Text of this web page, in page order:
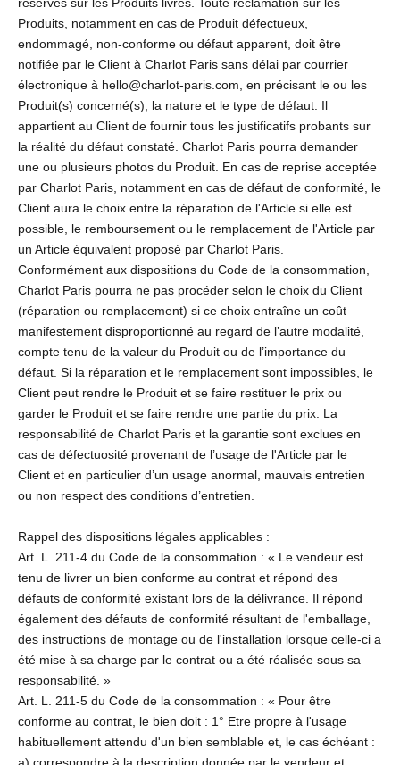
Produits, notamment en cas de Produit défectueux,
endommagé, non-conforme ou défaut apparent, doit être
notifiée par le Client à Charlot Paris sans délai par courrier
électronique à hello@charlot-paris.com, en précisant le ou les
Produit(s) concerné(s), la nature et le type de défaut. Il
appartient au Client de fournir tous les justificatifs probants sur
la réalité du défaut constaté. Charlot Paris pourra demander
une ou plusieurs photos du Produit. En cas de reprise acceptée
par Charlot Paris, notamment en cas de défaut de conformité, le
Client aura le choix entre la réparation de l'Article si elle est
possible, le remboursement ou le remplacement de l'Article par
un Article équivalent proposé par Charlot Paris.
Conformément aux dispositions du Code de la consommation,
Charlot Paris pourra ne pas procéder selon le choix du Client
(réparation ou remplacement) si ce choix entraîne un coût
manifestement disproportionné au regard de l’autre modalité,
compte tenu de la valeur du Produit ou de l’importance du
défaut. Si la réparation et le remplacement sont impossibles, le
Client peut rendre le Produit et se faire restituer le prix ou
garder le Produit et se faire rendre une partie du prix. La
responsabilité de Charlot Paris et la garantie sont exclues en
cas de défectuosité provenant de l’usage de l'Article par le
Client et en particulier d’un usage anormal, mauvais entretien
ou non respect des conditions d’entretien.
Rappel des dispositions légales applicables :
Art. L. 211-4 du Code de la consommation : « Le vendeur est
tenu de livrer un bien conforme au contrat et répond des
défauts de conformité existant lors de la délivrance. Il répond
également des défauts de conformité résultant de l'emballage,
des instructions de montage ou de l'installation lorsque celle-ci a
été mise à sa charge par le contrat ou a été réalisée sous sa
responsabilité. »
Art. L. 211-5 du Code de la consommation : « Pour être
conforme au contrat, le bien doit : 1° Etre propre à l'usage
habituellement attendu d'un bien semblable et, le cas échéant :